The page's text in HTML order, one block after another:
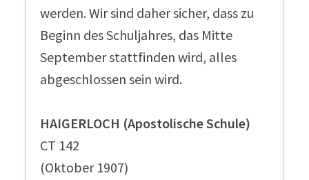
werden. Wir sind daher sicher, dass zu
Beginn des Schuljahres, das Mitte
September stattfinden wird, alles
abgeschlossen sein wird.
HAIGERLOCH (Apostolische Schule)
CT 142
(Oktober 1907)